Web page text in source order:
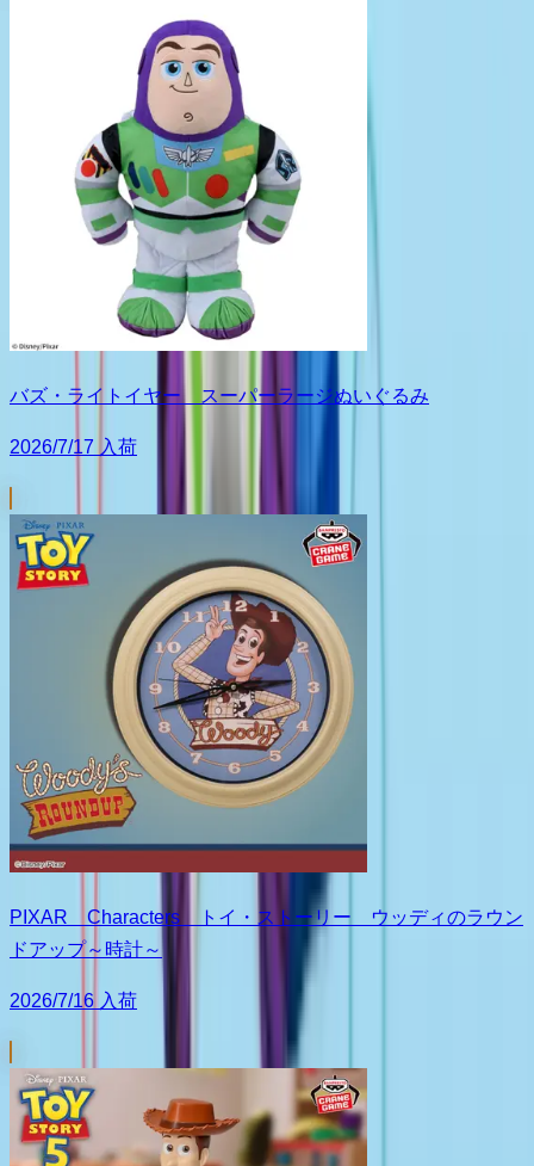
バズ・ライトイヤー スーパーラージぬいぐるみ
2026/7/17 入荷
PIXAR Characters トイ・ストーリー ウッディのラウン
ドアップ～時計～
2026/7/16 入荷